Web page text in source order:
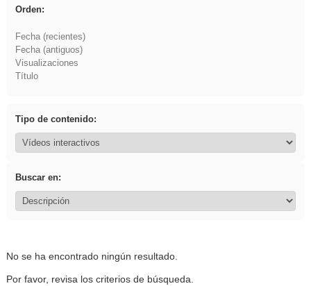
Orden:
Fecha (recientes)
Fecha (antiguos)
Visualizaciones
Título
Tipo de contenido:
Buscar en:
No se ha encontrado ningún resultado.
Por favor, revisa los criterios de búsqueda.